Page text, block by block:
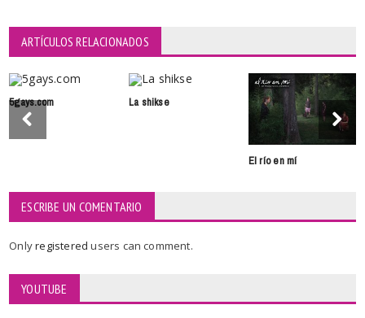
ARTÍCULOS RELACIONADOS
5gays.com La shikse
El río en mí
ESCRIBE UN COMENTARIO
Onlyregisteredusers can comment.
YOUTUBE